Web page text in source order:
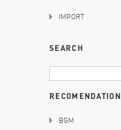
IMPORT
SEARCH
RECOMENDATION
BGM